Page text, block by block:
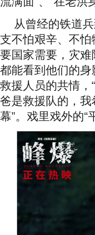
从曾经的铁道
支不怕艰辛、不
要国家需要，灾
都能看到他们的
救援人员的共情，
爸是救援队的，我
幕”。戏里戏外的“